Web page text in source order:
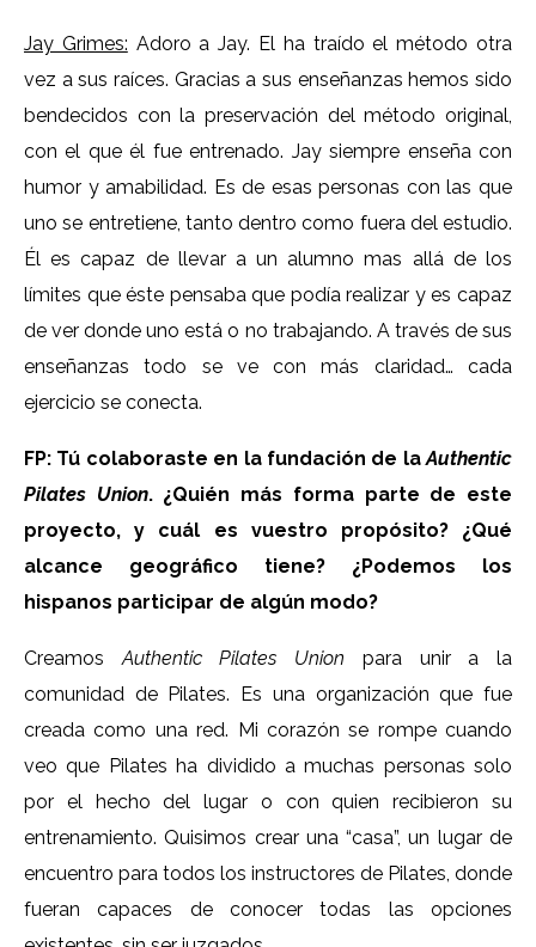
Jay Grimes: Adoro a Jay. El ha traído el método otra
vez a sus raíces. Gracias a sus enseñanzas hemos sido
bendecidos con la preservación del método original,
con el que él fue entrenado. Jay siempre enseña con
humor y amabilidad. Es de esas personas con las que
uno se entretiene, tanto dentro como fuera del estudio.
Él es capaz de llevar a un alumno mas allá de los
límites que éste pensaba que podía realizar y es capaz
de ver donde uno está o no trabajando. A través de sus
enseñanzas todo se ve con más claridad… cada
ejercicio se conecta.
FP: Tú colaboraste en la fundación de la Authentic
Pilates Union. ¿Quién más forma parte de este
proyecto, y cuál es vuestro propósito? ¿Qué
alcance geográfico tiene? ¿Podemos los
hispanos participar de algún modo?
Creamos Authentic Pilates Union para unir a la
comunidad de Pilates. Es una organización que fue
creada como una red. Mi corazón se rompe cuando
veo que Pilates ha dividido a muchas personas solo
por el hecho del lugar o con quien recibieron su
entrenamiento. Quisimos crear una “casa”, un lugar de
encuentro para todos los instructores de Pilates, donde
fueran capaces de conocer todas las opciones